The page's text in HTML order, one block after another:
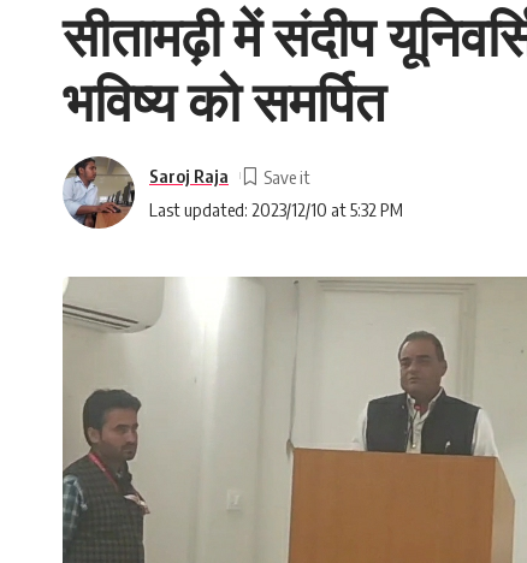
सीतामढ़ी में संदीप
भविष्य को समर्पित
Last updated: 2023/12/10 at 5:32 PM
Saroj Raja